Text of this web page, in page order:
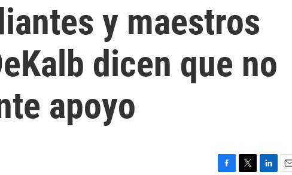
y maestros
dicen que no
apoyo